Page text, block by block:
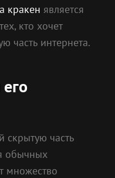
кракен является
кто хочет
часть интернета.
скрытую часть
обычных
множество